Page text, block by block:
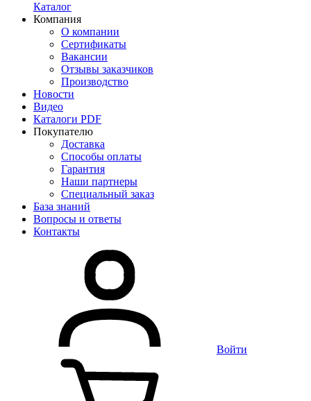
Каталог
Компания
О компании
Сертификаты
Вакансии
Отзывы заказчиков
Производство
Новости
Видео
Каталоги PDF
Покупателю
Доставка
Способы оплаты
Гарантия
Наши партнеры
Специальный заказ
База знаний
Вопросы и ответы
Контакты
Войти